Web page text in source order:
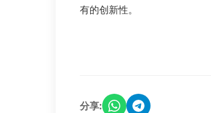
有的创新性。
分享: